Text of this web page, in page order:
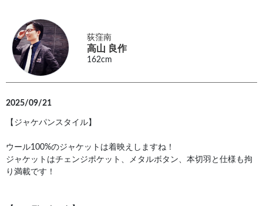
荻窪南
高山 良作
162cm
2025/09/21
【ジャケパンスタイル】
ウール100%のジャケットは着映えしますね！
ジャケットはチェンジポケット、メタルボタン、本切羽と仕様も拘
り満載です！